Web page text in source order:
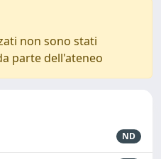
non sono stati
parte dell'ateneo
ND